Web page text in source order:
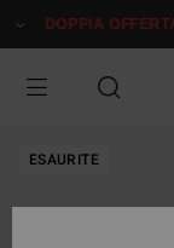
alle
prodotto
DOPPIA OFFERTA
ESAURITE